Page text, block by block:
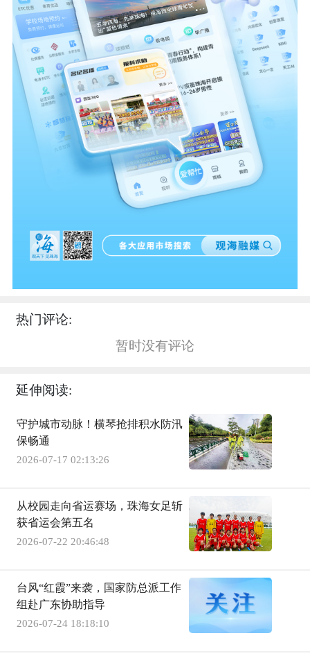
热门评论:
暂时没有评论
延伸阅读:
守护城市动脉！横琴抢排积水防汛
保畅通
2026-07-17 02:13:26
从校园走向省运赛场，珠海女足斩
获省运会第五名
2026-07-22 20:46:48
台风“红霞”来袭，国家防总派工作
组赴广东协助指导
2026-07-24 18:18:10